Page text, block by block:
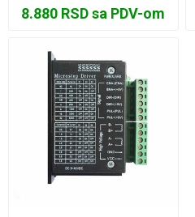
8.880 RSD sa PDV-om